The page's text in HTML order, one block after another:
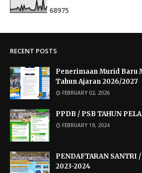
68975
RECENT POSTS
Penerimaan Murid Baru
Tahun Ajaran 2026/2027
FEBRUARY 02, 2026
PPDB / PSB TAHUN
FEBRUARY 19, 2024
PENDAFTARAN SANTRI /
2023-2024